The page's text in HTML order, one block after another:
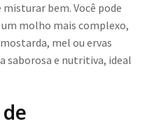
bem. Você pode
molho mais complexo,
mel ou ervas
saborosa e nutritiva, ideal